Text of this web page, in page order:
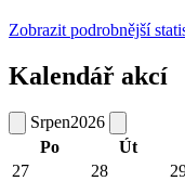
Zobrazit podrobnější
Kalendář akcí
Srpen2026
Po
Út
27
28